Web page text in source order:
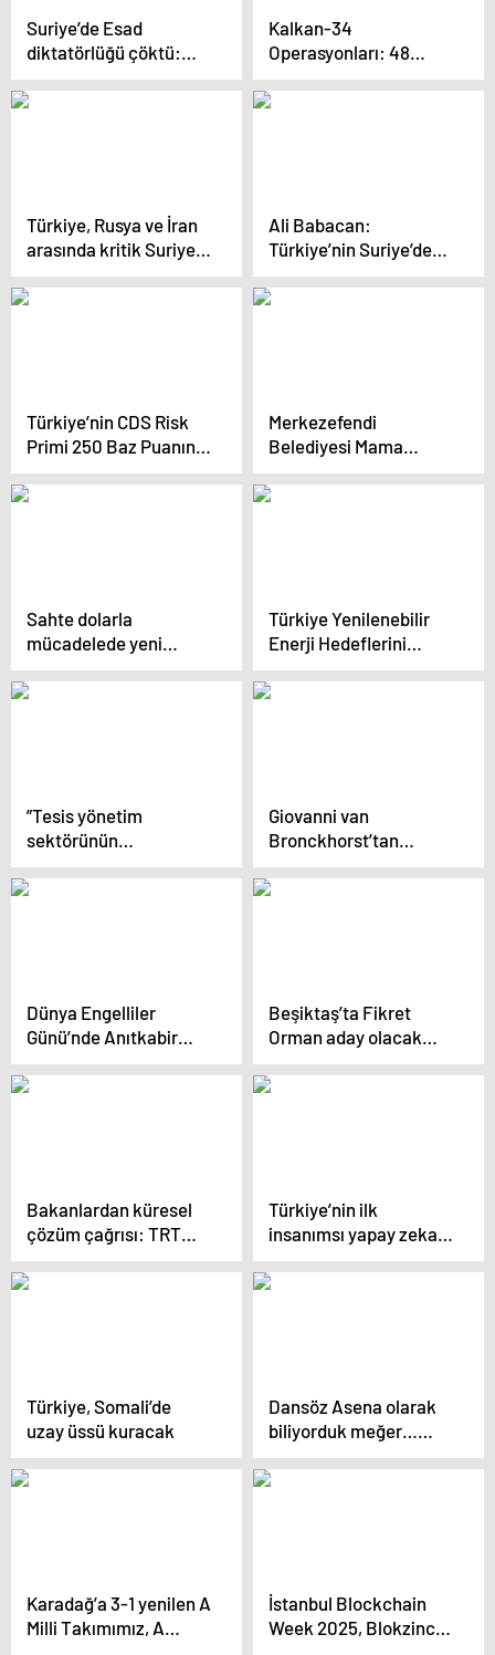
Suriye’de Esad
diktatörlüğü çöktü:
İstanbul’da Suriyeliler
sevinçten sokağa
Kalkan-34
Operasyonları: 48
Göçmen Kaçakçısı ve
904 Düzensiz Göçmen
Türkiye, Rusya ve İran
arasında kritik Suriye
toplantısı
Ali Babacan:
Türkiye’nin Suriye’de
vermesi gereken çok
önemli bir karar var
Türkiye’nin CDS Risk
Primi 250 Baz Puanın
Altına İndi
Merkezefendi
Belediyesi Mama
Üretim Makinelerini
Türkiye’ye
Sahte dolarla
mücadelede yeni
tedbirler! Bazı
bankalar alımı
Türkiye Yenilenebilir
Enerji Hedeflerini
Hollanda ile Paylaştı
”Tesis yönetim
sektörünün
lisanslaşmasını
istiyoruz”
Giovanni van
Bronckhorst’tan
Beşiktaş’a veda
mesajı!
Dünya Engelliler
Günü’nde Anıtkabir
Ziyareti
Beşiktaş’ta Fikret
Orman aday olacak
mı? Kararını açıkladı…
Bakanlardan küresel
çözüm çağrısı: TRT
World Forum’da
krizlere yol haritası
Türkiye’nin ilk
insanımsı yapay zekalı
robotu Ada,
öğretmenliğe başladı
Türkiye, Somali’de
uzay üssü kuracak
Dansöz Asena olarak
biliyorduk meğer…
Gerçek adı bambaşka
çıktı!
Karadağ’a 3-1 yenilen A
Milli Takımımız, A
İstanbul Blockchain
Week 2025, Blokzincir